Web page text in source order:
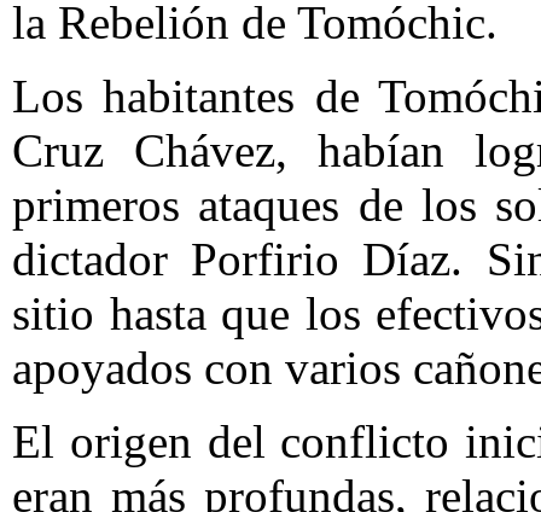
la Rebelión de Tomóchic.
Los habitantes de
Cruz Chávez, habían
primeros ataques de los
dictador Porfirio Díaz.
sitio hasta que los
apoyados con varios
El origen del conflicto
eran más profundas,